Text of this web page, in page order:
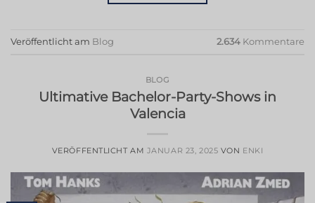
Veröffentlicht am Blog 2.634 Kommentare
BLOG
Ultimative Bachelor-Party-Shows in
Valencia
VERÖFFENTLICHT AM JANUAR 23, 2025 VON ENKI